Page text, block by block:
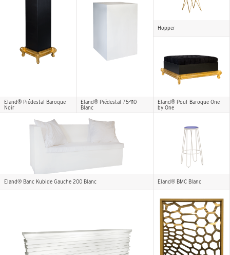
Eland® Piédestal Baroque
Noir
Eland® Piédestal 75-110
Blanc
Eland® Banc Kubide Gauche 200 Blanc
Hopper
Eland® Pouf Baroque One
by One
Eland® BMC Blanc